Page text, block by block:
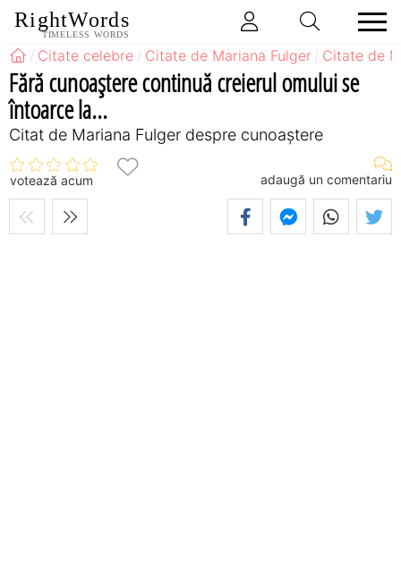
RightWords
TIMELESS WORDS
Citate celebre Citate de Mariana Fulger Citate de
Fără cunoaştere continuă creierul omului se
întoarce la...
Citat de Mariana Fulger despre cunoaștere
votează acum adaugă un comentariu